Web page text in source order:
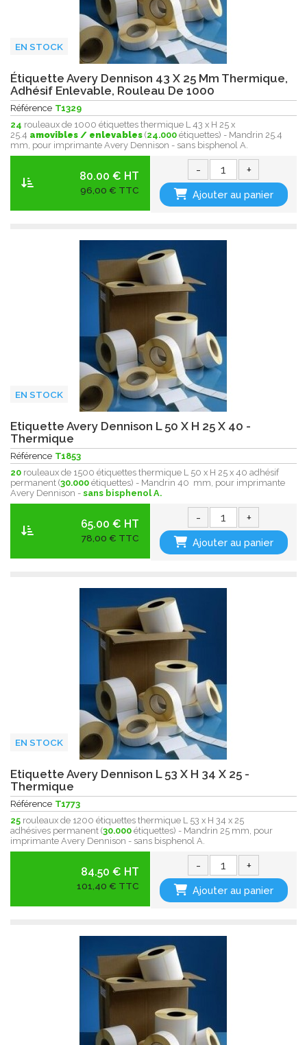
EN STOCK
Étiquette Avery Dennison 43 X 25 Mm Thermique,
Adhésif Enlevable, Rouleau De 1000
Référence T1329
24 rouleaux de 1000 étiquettes thermique L 43 x H 25 x
25.4 amovibles / enlevables (24.000 étiquettes) - Mandrin 25.4
mm, pour imprimante Avery Dennison - sans bisphenol A.
80.00 € HT
96,00 € TTC
- +
Ajouter au panier
EN STOCK
Etiquette Avery Dennison L 50 X H 25 X 40 -
Thermique
Référence T1853
20 rouleaux de 1500 étiquettes thermique L 50 x H 25 x 40 adhésif
permanent (30.000 étiquettes) - Mandrin 40 mm, pour imprimante
Avery Dennison - sans bisphenol A.
65.00 € HT
78,00 € TTC
- +
Ajouter au panier
EN STOCK
Etiquette Avery Dennison L 53 X H 34 X 25 -
Thermique
Référence T1773
25 rouleaux de 1200 étiquettes thermique L 53 x H 34 x 25
adhésives permanent (30.000 étiquettes) - Mandrin 25 mm, pour
imprimante Avery Dennison - sans bisphenol A .
84.50 € HT
101,40 € TTC
- +
Ajouter au panier